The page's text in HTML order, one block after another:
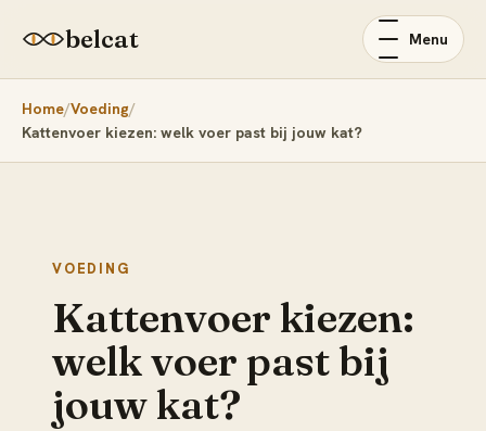
belcat Menu
Home Voeding
Kattenvoer kiezen: welk voer past bij jouw kat?
VOEDING
Kattenvoer kiezen:
welk voer past bij
jouw kat?